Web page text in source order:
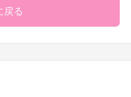
戻る